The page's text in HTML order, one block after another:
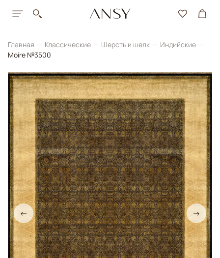
Главная Классические Шерсть и шелк
Индийские
Moire №3500
← →